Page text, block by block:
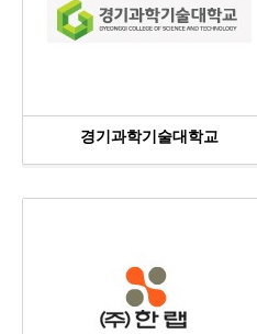
경기과학기술대학교